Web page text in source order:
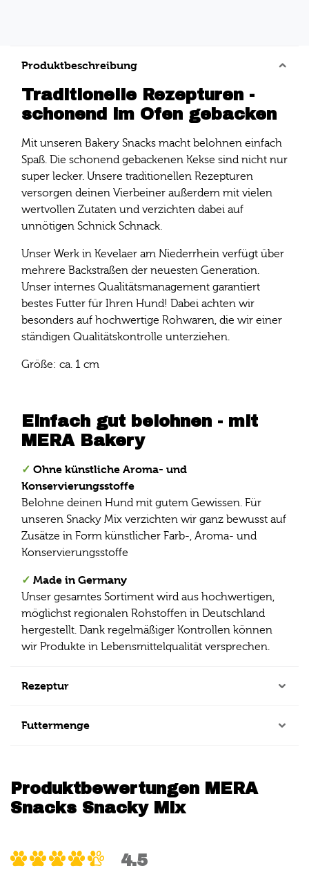
Produktbeschreibung
Traditionelle Rezepturen -
schonend im Ofen gebacken
Mit unseren Bakery Snacks macht belohnen einfach
Spaß. Die schonend gebackenen Kekse sind nicht nur
super lecker. Unsere traditionellen Rezepturen
versorgen deinen Vierbeiner außerdem mit vielen
wertvollen Zutaten und verzichten dabei auf
unnötigen Schnick Schnack.
Unser Werk in Kevelaer am Niederrhein verfügt über
mehrere Backstraßen der neuesten Generation.
Unser internes Qualitätsmanagement garantiert
bestes Futter für Ihren Hund! Dabei achten wir
besonders auf hochwertige Rohwaren, die wir einer
ständigen Qualitätskontrolle unterziehen.
Größe: ca. 1 cm
Einfach gut belohnen - mit
MERA Bakery
✓ Ohne künstliche Aroma- und
Konservierungsstoffe
Belohne deinen Hund mit gutem Gewissen. Für
unseren Snacky Mix verzichten wir ganz bewusst auf
Zusätze in Form künstlicher Farb-, Aroma- und
Konservierungsstoffe
✓ Made in Germany
Unser gesamtes Sortiment wird aus hochwertigen,
möglichst regionalen Rohstoffen in Deutschland
hergestellt. Dank regelmäßiger Kontrollen können
wir Produkte in Lebensmittelqualität versprechen.
Rezeptur
Futtermenge
Produktbewertungen MERA
Snacks Snacky Mix
4.5